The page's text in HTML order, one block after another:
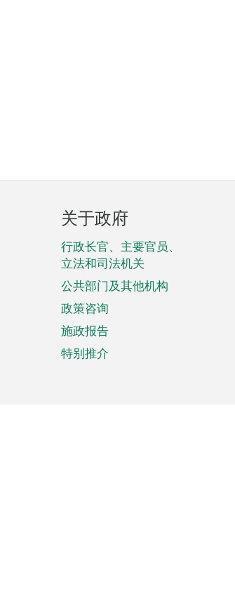
页
脚
菜
单
关于政府
行政长官、主要官员、
立法和司法机关
公共部门及其他机构
政策咨询
施政报告
特别推介